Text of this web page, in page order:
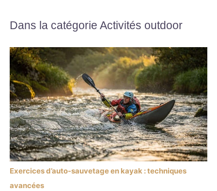
Dans la catégorie Activités outdoor
Exercices d’auto-sauvetage en kayak : techniques
avancées